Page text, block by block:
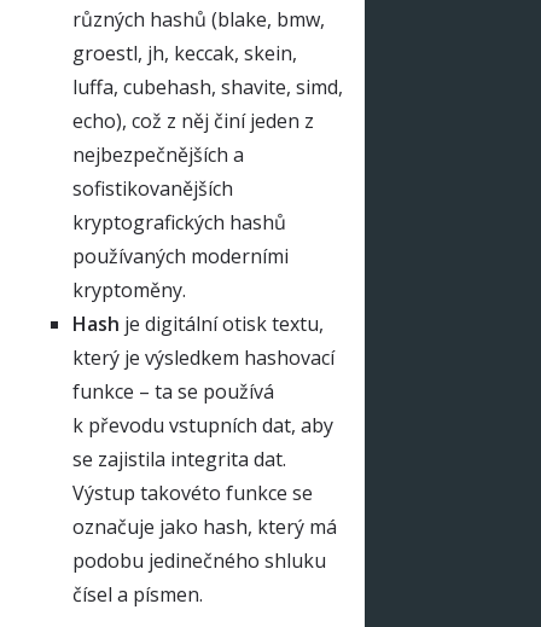
různých hashů (blake, bmw,
groestl, jh, keccak, skein,
luffa, cubehash, shavite, simd,
echo), což z něj činí jeden z
nejbezpečnějších a
sofistikovanějších
kryptografických hashů
používaných moderními
kryptoměny.
Hash je digitální otisk textu,
který je výsledkem hashovací
funkce – ta se používá
k převodu vstupních dat, aby
se zajistila integrita dat.
Výstup takovéto funkce se
označuje jako hash, který má
podobu jedinečného shluku
čísel a písmen.